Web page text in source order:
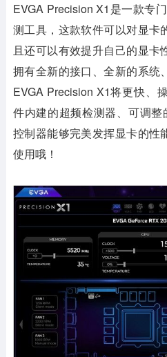
安卓其它
EVGA Precision X1是一款专
测工具，这款软件可以对显卡
且还可以有效提升自己的显卡
拥有全新的接口、全新的系统
EVGA Precision X1将更快、
件内建的超频检测器、可调
控制器能够完美发挥显卡的性
使用哦！